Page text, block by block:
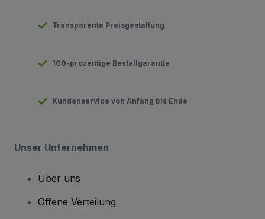
Transparente Preisgestaltung
100-prozentige Bestellgarantie
Kundenservice von Anfang bis Ende
Unser Unternehmen
Über uns
Offene Verteilung